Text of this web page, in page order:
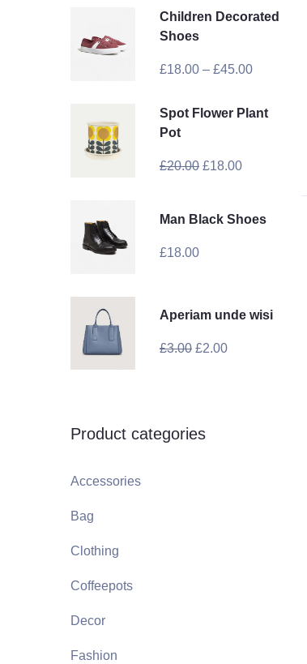
Children Decorated
Shoes
£18.00 – £45.00
Spot Flower Plant
Pot
£20.00 £18.00
Man Black Shoes
£18.00
Aperiam unde wisi
£3.00 £2.00
Product categories
Accessories
Bag
Clothing
Coffeepots
Decor
Fashion